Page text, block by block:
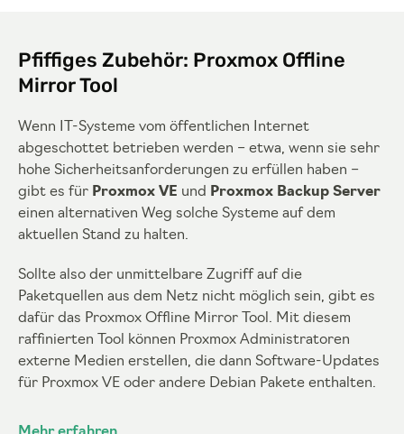
Pfiffiges Zubehör: Proxmox Offline
Mirror Tool
Wenn IT-Systeme vom öffentlichen Internet
abgeschottet betrieben werden – etwa, wenn sie sehr
hohe Sicherheitsanforderungen zu erfüllen haben –
gibt es für Proxmox VE und
Proxmox Backup Server
einen alternativen Weg solche Systeme auf dem
aktuellen Stand zu halten.
Sollte also der unmittelbare Zugriff auf die
Paketquellen aus dem Netz nicht möglich sein, gibt es
dafür das Proxmox Offline Mirror Tool. Mit diesem
raffinierten Tool können Proxmox Administratoren
externe Medien erstellen, die dann Software-Updates
für Proxmox VE oder andere Debian Pakete enthalten.